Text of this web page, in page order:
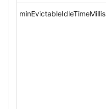
Redis
minEvictableIdleTimeMillis